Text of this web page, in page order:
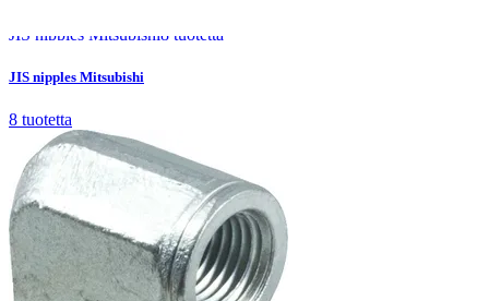
JIS nipples Mitsubishi8 tuotetta
JIS nipples Mitsubishi
8 tuotetta